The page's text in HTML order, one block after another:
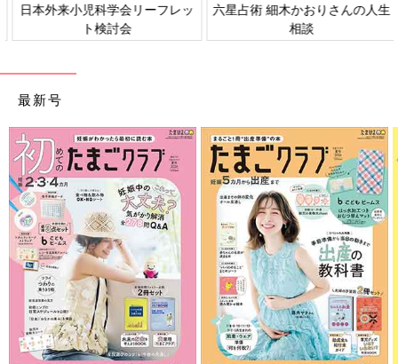
日本外来小児科学会リーフレッ
ト検討会
六星占術 細木かおりさんの人生
相談
最新号